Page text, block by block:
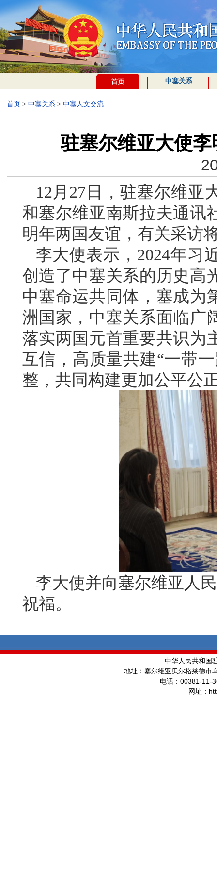
首页 中塞关系
首页 > 中塞关系> 中塞人文交流
驻塞尔维亚大使
12月27日，驻塞尔维亚
和塞尔维亚南斯拉夫通讯
明年两国友谊，有关采访
李大使表示，2024年习
创造了中塞关系的历史高
中塞命运共同体，塞成为
洲国家，中塞关系面临广
落实两国元首重要共识为
互信，高质量共建“一带
整，共同构建更加公平公
李大使并向塞尔维亚人
祝福。
中华人民共和国
地址：塞尔维亚贝尔格莱德市
电话： 00381-11-
网址：